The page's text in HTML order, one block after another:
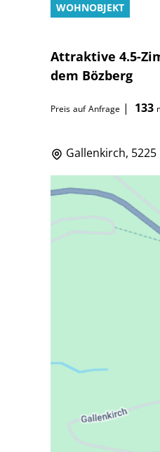
WOHNOBJEKT
Attraktive 4.5-
dem Bözberg
Preis auf Anfrage | 133
Gallenkirch,